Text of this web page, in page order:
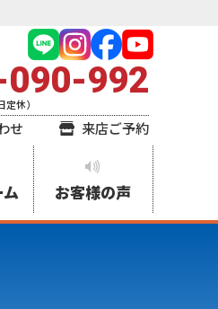
992
休）
せ 来店ご予約
お客様の声